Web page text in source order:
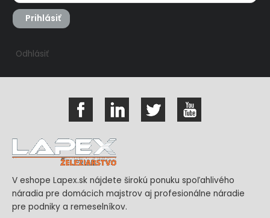
Prihlásiť
Odhlásiť
V eshope Lapex.sk nájdete širokú ponuku spoľahlivého
náradia pre domácich majstrov aj profesionálne náradie
pre podniky a remeselníkov.